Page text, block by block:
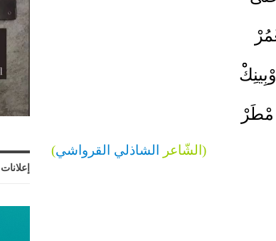
(الشّاعر الشاذلي القرواشي)
إعلانات